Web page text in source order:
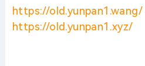
https://old.yunpan1.wang/
https://old.yunpan1.xyz/